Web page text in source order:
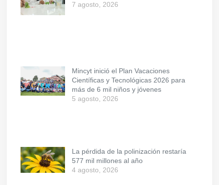
7 agosto, 2026
Mincyt inició el Plan Vacaciones
Científicas y Tecnológicas 2026 para
más de 6 mil niños y jóvenes
5 agosto, 2026
La pérdida de la polinización restaría
577 mil millones al año
4 agosto, 2026